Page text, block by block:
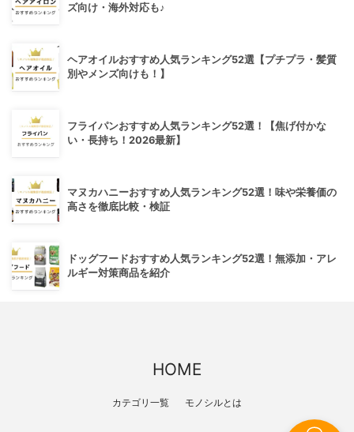
ズ向け・海外対応も♪
ヘアオイルおすすめ人気ランキング52選【プチプラ・髪質
別やメンズ向けも！】
フライパンおすすめ人気ランキング52選！【焦げ付かな
い・長持ち！2026最新】
マヌカハニーおすすめ人気ランキング52選！味や栄養価の
高さを徹底比較・検証
ドッグフードおすすめ人気ランキング52選！無添加・アレ
ルギー対策商品を紹介
HOME
カテゴリ一覧 モノシルとは